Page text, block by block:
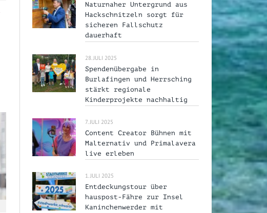
Naturnaher Untergrund aus
Hackschnitzeln sorgt für
sicheren Fallschutz
dauerhaft
28. JULI 2025
Spendenübergabe in
Burlafingen und Herrsching
stärkt regionale
Kinderprojekte nachhaltig
7. JULI 2025
Content Creator Bühnen mit
Malternativ und Primalavera
live erleben
1. JULI 2025
Entdeckungstour über
hauspost-Fähre zur Insel
Kaninchenwerder mit